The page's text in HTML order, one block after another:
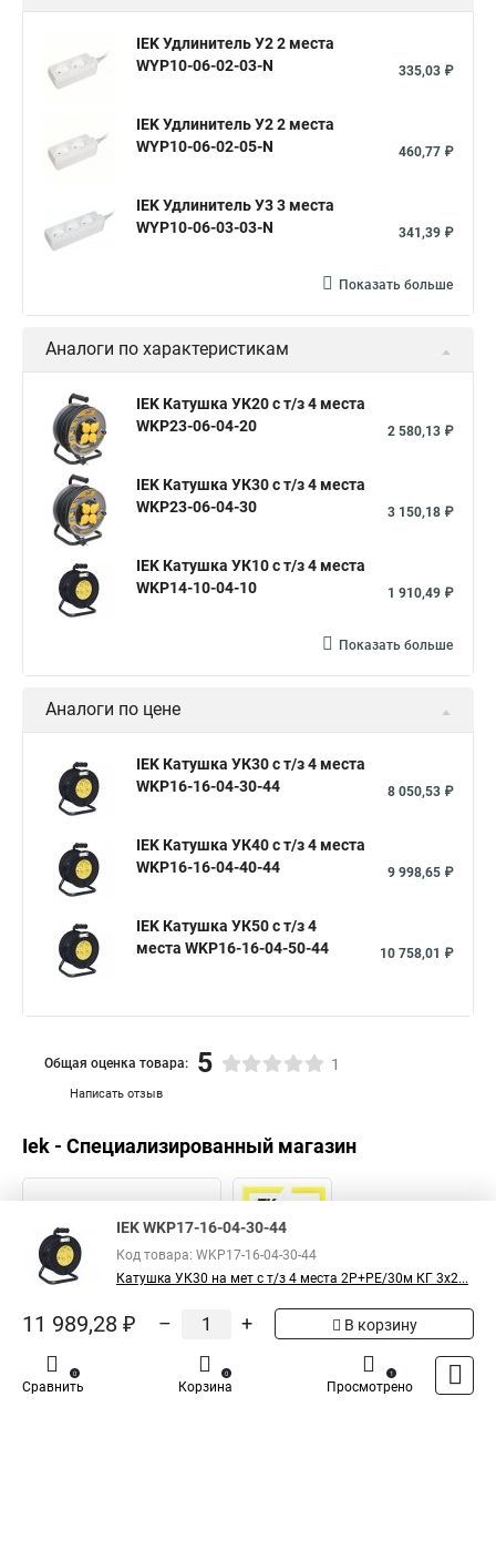
IEK Удлинитель У2 2 места
WYP10-06-02-03-N
335,03 ₽
IEK Удлинитель У2 2 места
WYP10-06-02-05-N
460,77 ₽
IEK Удлинитель У3 3 места
WYP10-06-03-03-N
341,39 ₽
Показать больше
Аналоги по характеристикам
IEK Катушка УК20 с т/з 4 места
WKP23-06-04-20
2 580,13 ₽
IEK Катушка УК30 с т/з 4 места
WKP23-06-04-30
3 150,18 ₽
IEK Катушка УК10 с т/з 4 места
WKP14-10-04-10
1 910,49 ₽
Показать больше
Аналоги по цене
IEK Катушка УК30 с т/з 4 места
WKP16-16-04-30-44
8 050,53 ₽
IEK Катушка УК40 с т/з 4 места
WKP16-16-04-40-44
9 998,65 ₽
IEK Катушка УК50 с т/з 4
места WKP16-16-04-50-44
10 758,01 ₽
Написать отзыв
Общая оценка товара: 5 1
Iek - Специализированный магазин
Войти
IEK WKP17-16-04-30-44
Код товара: WKP17-16-04-30-44
Катушка УК30 на мет с т/з 4 места 2Р+PЕ/30м КГ 3х2...
11 989,28 ₽ – + В корзину
Сравнить
0
Корзина
0
Просмотрено
1